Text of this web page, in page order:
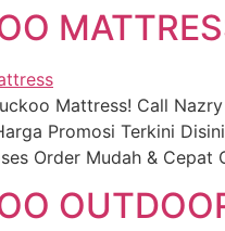
Mattress! Call
Promosi Terkini
Order Mudah &